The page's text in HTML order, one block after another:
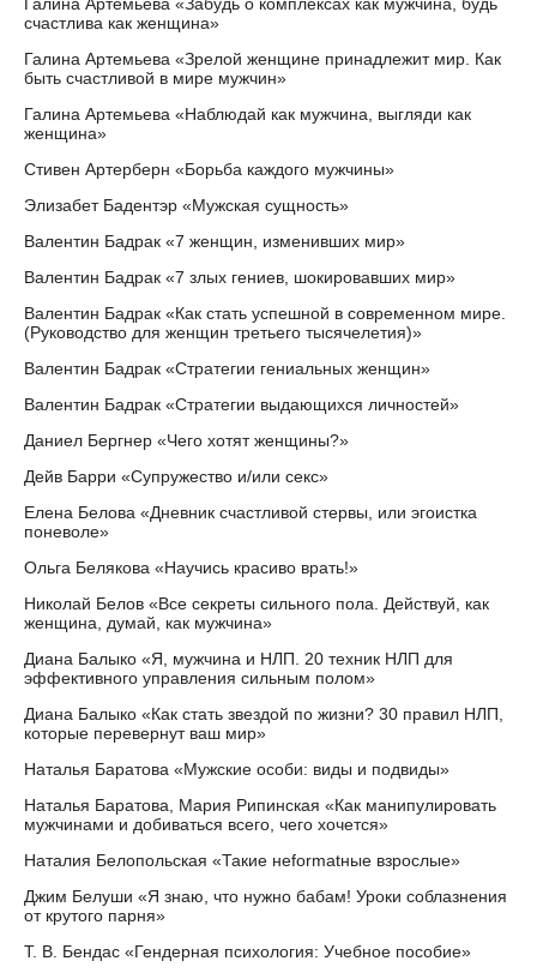
счастлива как женщина»
Галина Артемьева «Зрелой женщине принадлежит мир. Как
быть счастливой в мире мужчин»
Галина Артемьева «Наблюдай как мужчина, выгляди как
женщина»
Стивен Артерберн «Борьба каждого мужчины»
Элизабет Бадентэр «Мужская сущность»
Валентин Бадрак «7 женщин, изменивших мир»
Валентин Бадрак «7 злых гениев, шокировавших мир»
Валентин Бадрак «Как стать успешной в современном мире.
(Руководство для женщин третьего тысячелетия)»
Валентин Бадрак «Стратегии гениальных женщин»
Валентин Бадрак «Стратегии выдающихся личностей»
Даниел Бергнер «Чего хотят женщины?»
Дейв Барри «Супружество и/или секс»
Елена Белова «Дневник счастливой стервы, или эгоистка
поневоле»
Ольга Белякова «Научись красиво врать!»
Николай Белов «Все секреты сильного пола. Действуй, как
женщина, думай, как мужчина»
Диана Балыко «Я, мужчина и НЛП. 20 техник НЛП для
эффективного управления сильным полом»
Диана Балыко «Как стать звездой по жизни? 30 правил НЛП,
которые перевернут ваш мир»
Наталья Баратова «Мужские особи: виды и подвиды»
Наталья Баратова, Мария Рипинская «Как манипулировать
мужчинами и добиваться всего, чего хочется»
Наталия Белопольская «Такие неformatные взрослые»
Джим Белуши «Я знаю, что нужно бабам! Уроки соблазнения
от крутого парня»
Т. В. Бендас «Гендерная психология: Учебное пособие»